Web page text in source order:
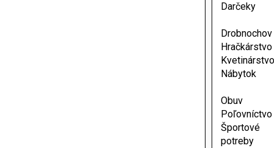
Darčeky
Drobnochov
Hračkárstvo
Kvetinárstvo
Nábytok
Obuv
Poľovníctvo
Športové
potreby